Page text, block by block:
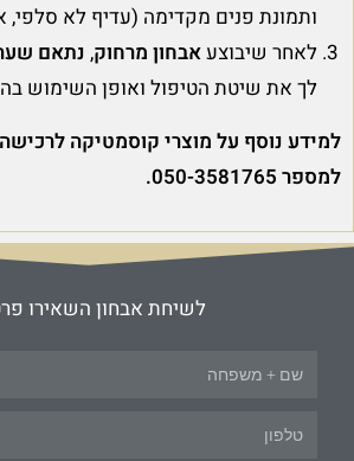
ותמונת פנים מקדימה (עדיף לא
לאחר שיבוצעאבחון מרחוק, נתאם
לך את שיטת הטיפול ואופן השימוש
למידע נוסף על מוצרי קוסמטיקה
למספר 050-3581765.
לשיחת אבחון השאירו